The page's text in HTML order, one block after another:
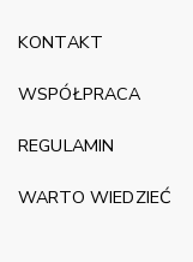
KONTAKT
WSPÓŁPRACA
REGULAMIN
WARTO WIEDZIEĆ